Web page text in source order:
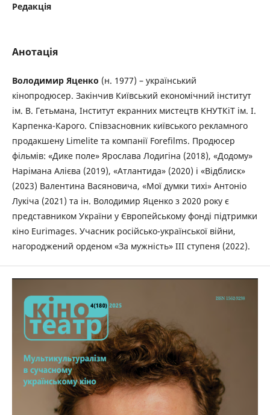
Редакція
Анотація
Володимир Яценко (н. 1977) – український
кінопродюсер. Закінчив Київський економічний інститут
ім. В. Гетьмана, Інститут екранних мистецтв КНУТКіТ ім. І.
Карпенка-Карого. Співзасновник київського рекламного
продакшену Limelite та компанії Forefilms. Продюсер
фільмів: «Дике поле» Ярослава Лодигіна (2018), «Додому»
Нарімана Алієва (2019), «Атлантида» (2020) і «Відблиск»
(2023) Валентина Васяновича, «Мої думки тихі» Антоніо
Лукіча (2021) та ін. Володимир Яценко з 2020 року є
представником України у Європейському фонді підтримки
кіно Eurimages. Учасник російсько-української війни,
нагороджений орденом «За мужність» ІІІ ступеня (2022).